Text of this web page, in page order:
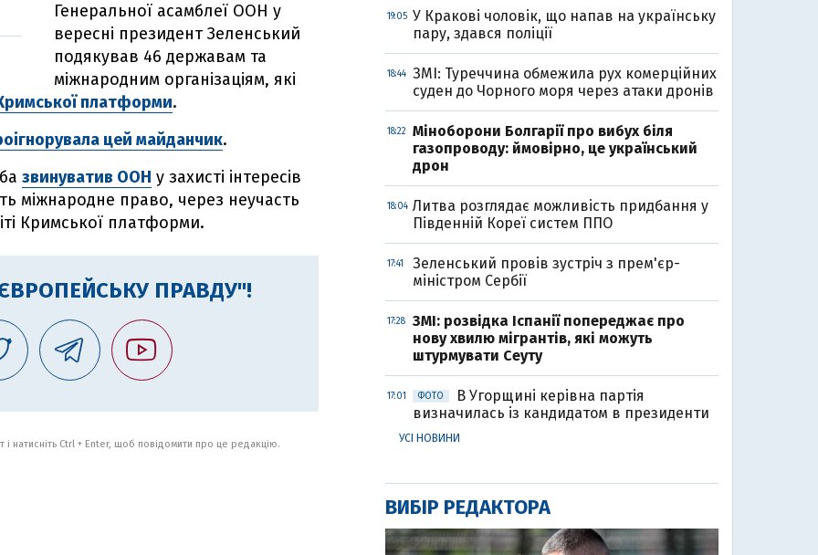
Генеральної асамблеї ООН у
вересні президент Зеленський
подякував 46 державам та
міжнародним організаціям, які
платформи.
цей майданчик.
звинуватив ООН у захисті інтересів
міжнародне право, через неучасть
Кримської платформи.
ПРАВДУ"!
і натисніть Ctrl + Enter, щоб повідомити про це редакцію.
19:05 У Кракові чоловік, що напав на українську
пару, здався поліції
18:44
ЗМІ: Туреччина обмежила рух комерційних
суден до Чорного моря через атаки дронів
18:22
Міноборони Болгарії про вибух біля
газопроводу: ймовірно, це український
дрон
18:04 Литва розглядає можливість придбання у
Південній Кореї систем ППО
17:41
Зеленський провів зустріч з прем'єр-
міністром Сербії
17:28
ЗМІ: розвідка Іспанії попереджає про
нову хвилю мігрантів, які можуть
штурмувати Сеуту
17:01 ФОТО
В Угорщині керівна партія
визначилась із кандидатом в президенти
УСІ НОВИНИ
ВИБІР РЕДАКТОРА